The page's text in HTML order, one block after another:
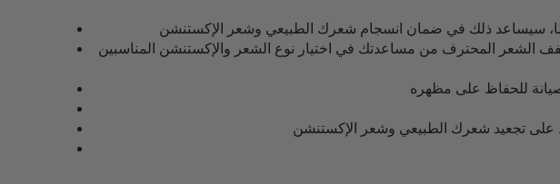
المحترف من مساعدتك في اختيار نوع الشعر والإكستنشن المناسبين